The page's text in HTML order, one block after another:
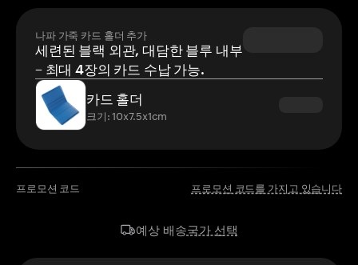
나파 가죽 카드 홀더 추가
세련된 블랙 외관, 대담한 블루 내부
– 최대 4장의 카드 수납 가능.
카드 홀더
크기: 10x7.5x1cm
프로모션 코드 프로모션 코드를 가지고 있습니다
예상 배송국가 선택